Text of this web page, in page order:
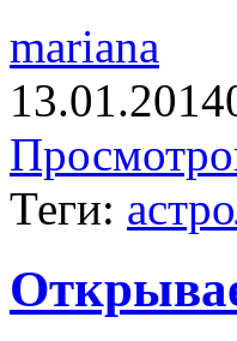
mariana
13.01.2014
Теги: